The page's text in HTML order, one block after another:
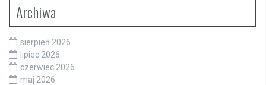
Archiwa
sierpień 2026
lipiec 2026
czerwiec 2026
maj 2026